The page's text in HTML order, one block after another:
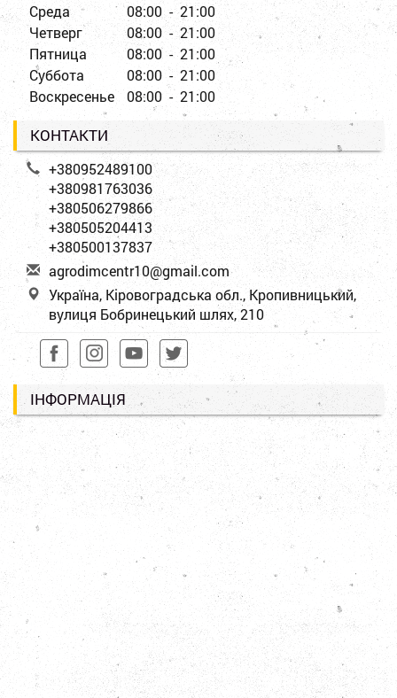
Среда
08:00 - 21:00
Четверг
08:00 - 21:00
Пятница
08:00 - 21:00
Суббота
08:00 - 21:00
Воскресенье
08:00 - 21:00
КОНТАКТИ
+380952489100
+380981763036
+380506279866
+380505204413
+380500137837
agrodimcentr10@gmail.com
Україна, Кіровоградська обл., Кропивницький,
вулиця Бобринецький шлях, 210
ІНФОРМАЦІЯ